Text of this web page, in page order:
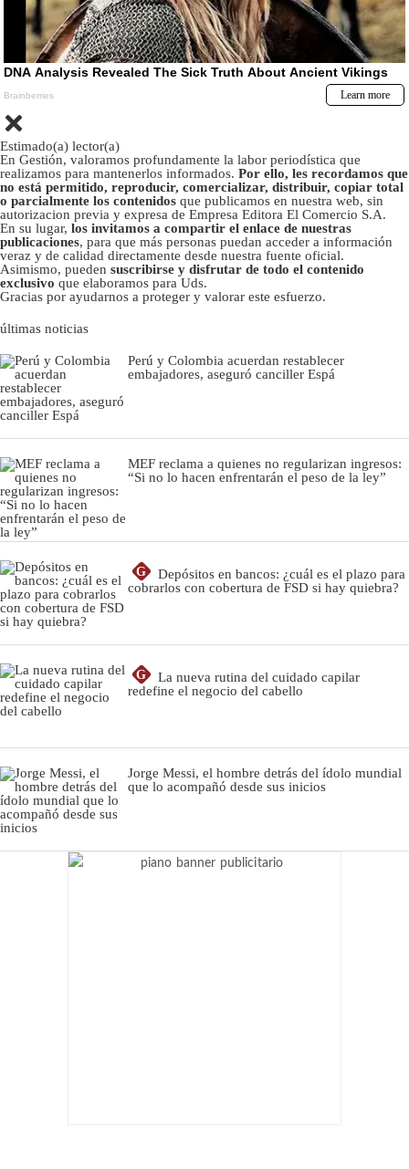
Estimado(a) lector(a)
En Gestión, valoramos profundamente la labor periodística que
realizamos para mantenerlos informados. Por ello, les recordamos que
no está permitido, reproducir, comercializar, distribuir, copiar total
o parcialmente los contenidos que publicamos en nuestra web, sin
autorizacion previa y expresa de Empresa Editora El Comercio S.A.
En su lugar, los invitamos a compartir el enlace de nuestras
publicaciones, para que más personas puedan acceder a información
veraz y de calidad directamente desde nuestra fuente oficial.
Asimismo, pueden suscribirse y disfrutar de todo el contenido
exclusivo que elaboramos para Uds.
Gracias por ayudarnos a proteger y valorar este esfuerzo.
últimas noticias
Perú y Colombia acuerdan restablecer
embajadores, aseguró canciller Espá
MEF reclama a quienes no regularizan ingresos:
“Si no lo hacen enfrentarán el peso de la ley”
G
Depósitos en bancos: ¿cuál es el plazo para
cobrarlos con cobertura de FSD si hay quiebra?
G
La nueva rutina del cuidado capilar
redefine el negocio del cabello
Jorge Messi, el hombre detrás del ídolo mundial
que lo acompañó desde sus inicios